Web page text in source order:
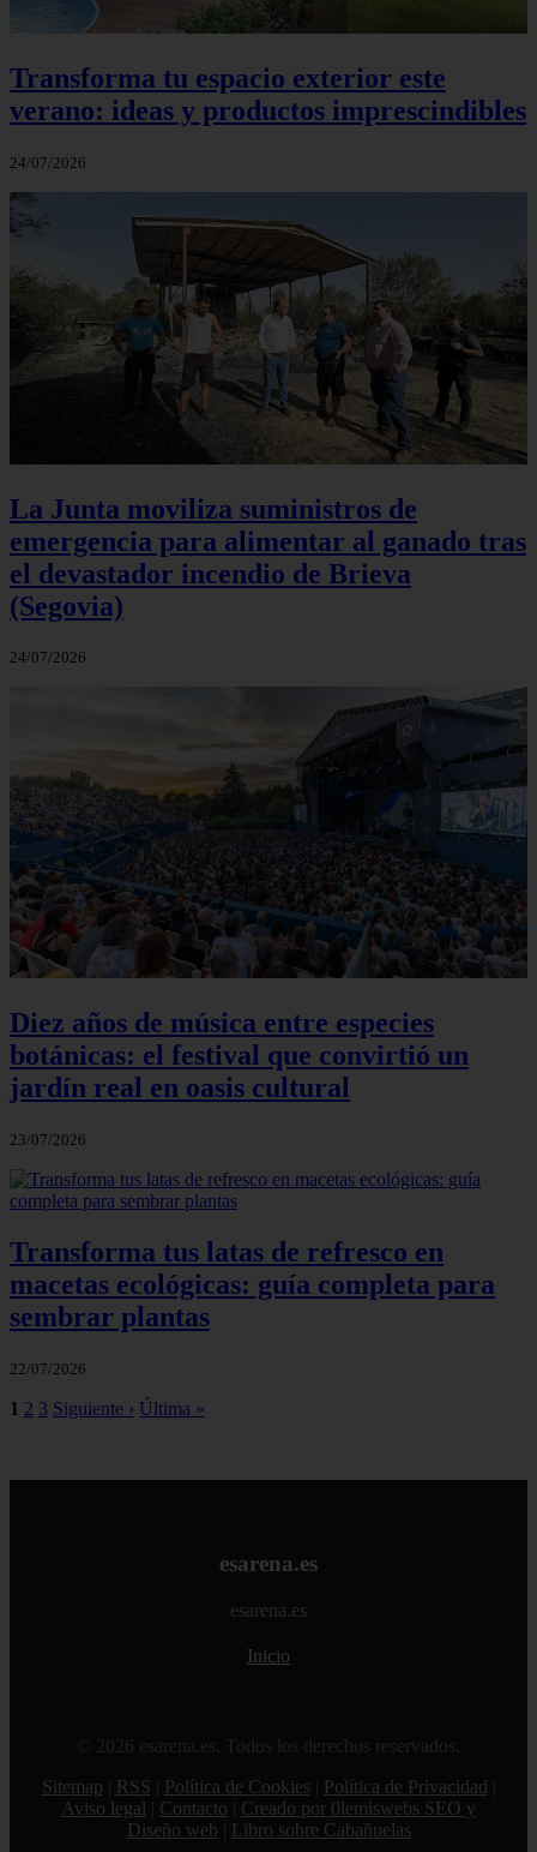
Transforma tu espacio exterior este
verano: ideas y productos imprescindibles
24/07/2026
La Junta moviliza suministros de
emergencia para alimentar al ganado tras
el devastador incendio de Brieva
(Segovia)
24/07/2026
Diez años de música entre especies
botánicas: el festival que convirtió un
jardín real en oasis cultural
23/07/2026
Transforma tus latas de refresco en
macetas ecológicas: guía completa para
sembrar plantas
22/07/2026
1 2 3 Siguiente › Última »
esarena.es
esarena.es
Inicio
© 2026 esarena.es. Todos los derechos reservados.
Sitemap
RSS Política de Cookies Política de Privacidad
Aviso legal
Contacto
Creado por 0lemiswebs SEO y
Diseño web
Libro sobre Cabañuelas